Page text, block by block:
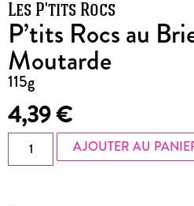
Les P'tits Rocs
P’tits Rocs au
Moutarde
115g
4,39€
AJOUTER AU